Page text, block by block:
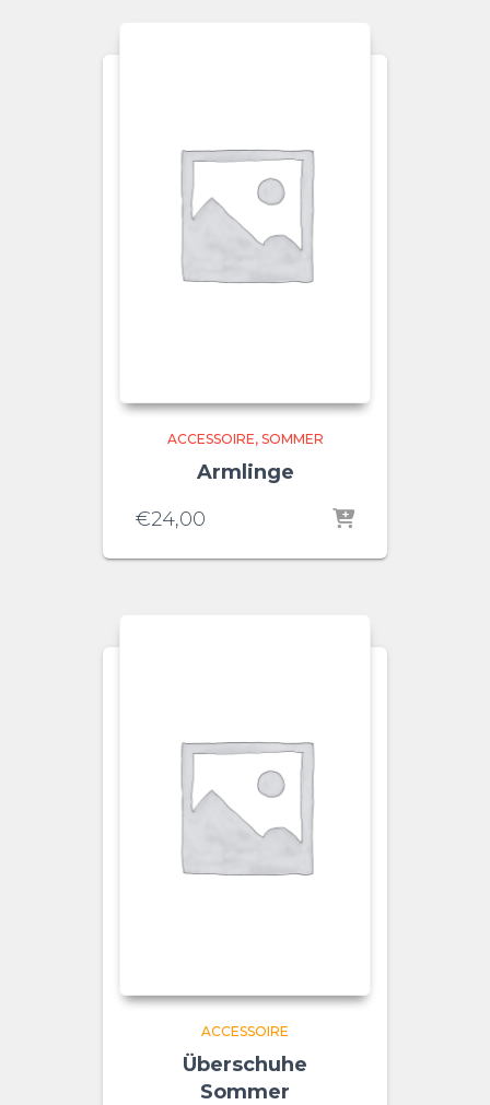
ACCESSOIRE SOMMER
Armlinge
€24,00
ACCESSOIRE
Überschuhe
Sommer